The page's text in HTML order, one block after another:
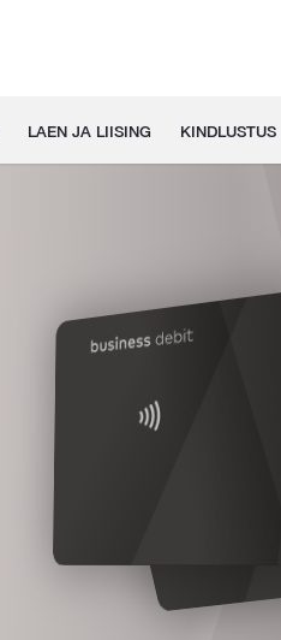
LAEN JA LIISING KINDLUSTUS